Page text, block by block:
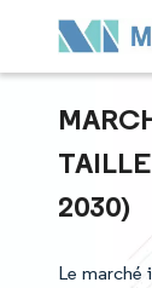
2030)
Le marché